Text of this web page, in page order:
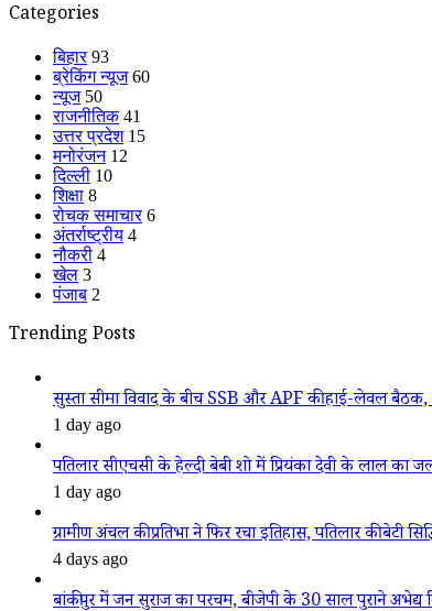
Categories
बिहार 93
ब्रेकिंग न्यूज 60
न्यूज 50
राजनीतिक 41
उत्तर प्रदेश 15
मनोरंजन 12
दिल्ली 10
शिक्षा 8
रोचक समाचार 6
अंतर्राष्ट्रीय 4
नौकरी 4
खेल 3
पंजाब 2
Trending Posts
सुस्ता सीमा विवाद के बीच SSB और APF की हाई-लेवल बैठक,
1 day ago
पतिलार सीएचसी के हेल्दी बेबी शो में प्रियंका देवी के लाल का
1 day ago
ग्रामीण अंचल की प्रतिभा ने फिर रचा इतिहास, पतिलार की बेटी
4 days ago
बांकीपुर में जन सुराज का परचम, बीजेपी के 30 साल पुराने